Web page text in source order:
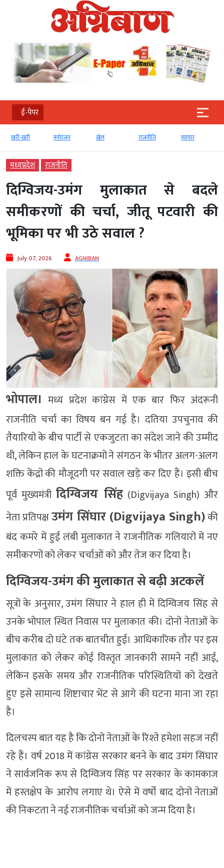
ई-पेपर
मनोरंजन खेल व्‍यापार टेक्‍नोलॉजी
मध्‍यप्रदेश राजनीति
दिग्विजय-उमंग मुलाकात से बदले
समीकरणों की चर्चा, जीतू पटवारी की
भूमिका पर भी उठे सवाल ?
July 07, 2026 AGNIBAN
भोपाल। मध्य प्रदेश कांग्रेस में एक बार फिर अंदरूनी
राजनीति चर्चा का विषय बन गई है। दतिया उपचुनाव की
तैयारियों के बीच पार्टी से एकजुटता का संदेश जाने की उम्मीद
थी, लेकिन हाल के घटनाक्रमों ने संगठन के भीतर अलग-अलग
शक्ति केंद्रों की मौजूदगी पर सवाल खड़े कर दिए हैं। इसी बीच
पूर्व मुख्यमंत्रीदिग्विजय सिंह(Digvijaya Singh) और
नेता प्रतिपक्षउमंग सिंघार (Digvijaya Singh)की
बंद कमरे में हुई लंबी मुलाकात ने राजनीतिक गलियारों में नए
समीकरणों को लेकर चर्चाओं को और तेज कर दिया है।
दिग्विजय-उमंग की मुलाकात से बढ़ी अटकलें
सूत्रों के अनुसार, उमंग सिंघार ने हाल ही में दिग्विजय सिंह से
उनके भोपाल स्थित निवास पर मुलाकात की। दोनों नेताओं के
बीच करीब दो घंटे तक बातचीत हुई। आधिकारिक तौर पर इस
मुलाकात को लेकर कोई विस्तृत जानकारी सामने नहीं आई,
लेकिन इसके समय और राजनीतिक परिस्थितियों को देखते
हुए इसे सामान्य शिष्टाचार भेंट से आगे की घटना माना जा रहा
है।
दिलचस्प बात यह है कि दोनों नेताओं के रिश्ते हमेशा सहज नहीं
रहे हैं। वर्ष 2018 में कांग्रेस सरकार बनने के बाद उमंग सिंघार
ने सार्वजनिक रूप से दिग्विजय सिंह पर सरकार के कामकाज
में हस्तक्षेप के आरोप लगाए थे। ऐसे में वर्षों बाद दोनों नेताओं
की निकटता ने नई राजनीतिक चर्चाओं को जन्म दिया है।